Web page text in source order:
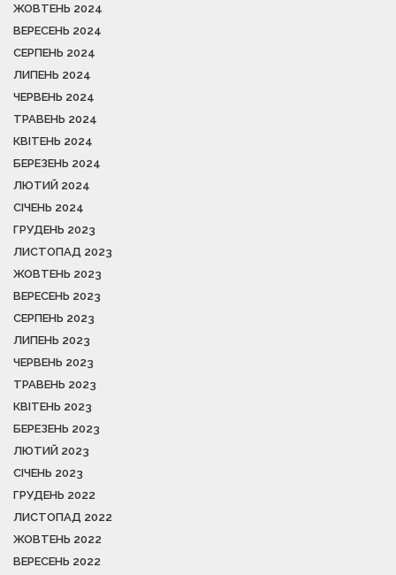
ЖОВТЕНЬ 2024
ВЕРЕСЕНЬ 2024
СЕРПЕНЬ 2024
ЛИПЕНЬ 2024
ЧЕРВЕНЬ 2024
ТРАВЕНЬ 2024
КВІТЕНЬ 2024
БЕРЕЗЕНЬ 2024
ЛЮТИЙ 2024
СІЧЕНЬ 2024
ГРУДЕНЬ 2023
ЛИСТОПАД 2023
ЖОВТЕНЬ 2023
ВЕРЕСЕНЬ 2023
СЕРПЕНЬ 2023
ЛИПЕНЬ 2023
ЧЕРВЕНЬ 2023
ТРАВЕНЬ 2023
КВІТЕНЬ 2023
БЕРЕЗЕНЬ 2023
ЛЮТИЙ 2023
СІЧЕНЬ 2023
ГРУДЕНЬ 2022
ЛИСТОПАД 2022
ЖОВТЕНЬ 2022
ВЕРЕСЕНЬ 2022